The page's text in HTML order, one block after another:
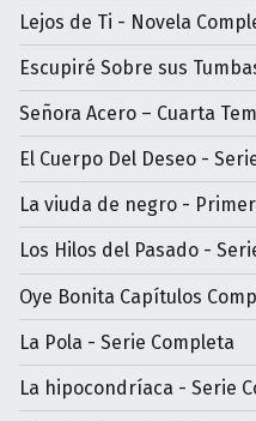
Lejos de Ti - Novela
Escupiré Sobre sus
Señora Acero – Cuarta
El Cuerpo Del Deseo -
La viuda de negro -
Los Hilos del Pasado -
Oye Bonita Capítulos
La Pola - Serie Completa
La hipocondríaca - Serie